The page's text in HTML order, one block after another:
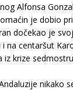
Alfonsa
je dobio
dočekao je
na centaršut
iz krize
nikako